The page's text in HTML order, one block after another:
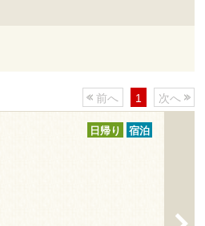
前へ 1 次へ
日帰り 宿泊